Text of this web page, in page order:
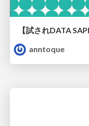
anntoque